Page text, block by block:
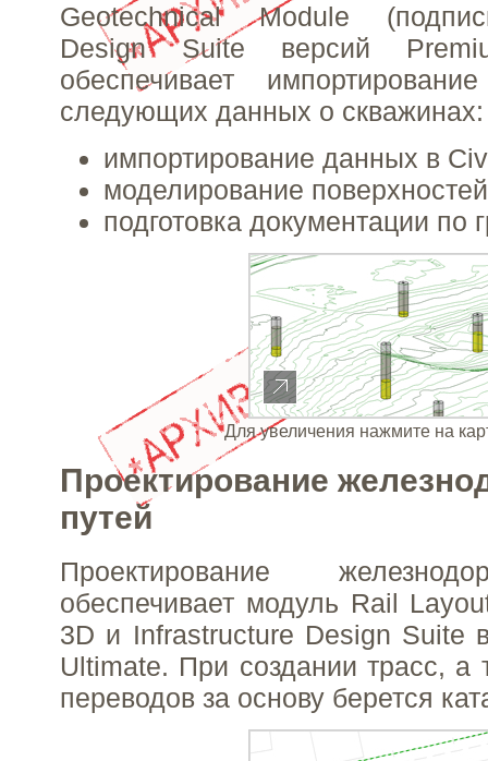
Geotechnical Module
Design Suite версий
обеспечивает
следующих данных о скважинах:
импортирование данных в
моделирование
подготовка документации по
Для увеличения нажмите на
Проектирование
путей
Проектирование
обеспечивает модуль Rail
3D и Infrastructure Design Suite
Ultimate. При создании трасс, а
переводов за основу берется